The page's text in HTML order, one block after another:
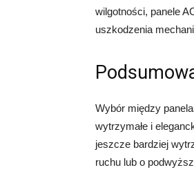
wilgotności, panele
uszkodzenia
Wybór między
wytrzymałe i
jeszcze bardziej
ruchu lub o